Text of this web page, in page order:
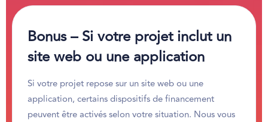
Bonus – Si votre projet inclut un
site web ou une application
Si votre projet repose sur un site web ou une
application, certains dispositifs de financement
peuvent être activés selon votre situation. Nous vous